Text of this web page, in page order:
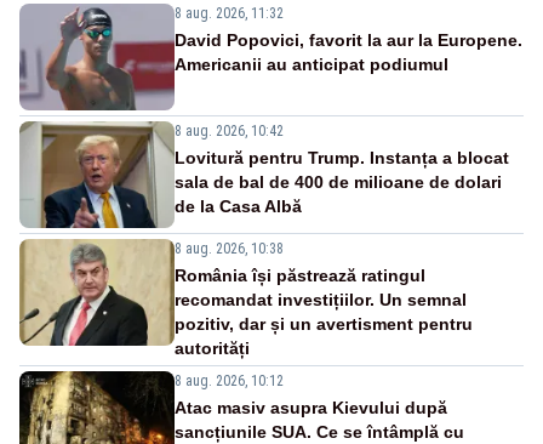
8 aug. 2026, 11:32
David Popovici, favorit la aur la Europene.
Americanii au anticipat podiumul
8 aug. 2026, 10:42
Lovitură pentru Trump. Instanța a blocat
sala de bal de 400 de milioane de dolari
de la Casa Albă
8 aug. 2026, 10:38
România își păstrează ratingul
recomandat investițiilor. Un semnal
pozitiv, dar și un avertisment pentru
autorități
8 aug. 2026, 10:12
Atac masiv asupra Kievului după
sancțiunile SUA. Ce se întâmplă cu